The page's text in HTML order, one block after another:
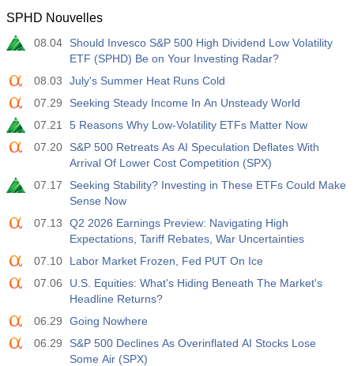
SPHD Nouvelles
08.04
Should Invesco S&P 500 High Dividend Low Volatility
ETF (SPHD) Be on Your Investing Radar?
08.03
July's Summer Heat Runs Cold
07.29
Seeking Steady Income In An Unsteady World
07.21
5 Reasons Why Low-Volatility ETFs Matter Now
07.20
S&P 500 Retreats As AI Speculation Deflates With
Arrival Of Lower Cost Competition (SPX)
07.17
Seeking Stability? Investing in These ETFs Could Make
Sense Now
07.13
Q2 2026 Earnings Preview: Navigating High
Expectations, Tariff Rebates, War Uncertainties
07.10
Labor Market Frozen, Fed PUT On Ice
07.06
U.S. Equities: What's Hiding Beneath The Market's
Headline Returns?
06.29
Going Nowhere
06.29
S&P 500 Declines As Overinflated AI Stocks Lose
Some Air (SPX)